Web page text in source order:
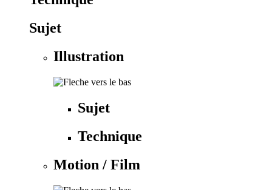
Sujet
Illustration
Sujet
Technique
Motion / Film